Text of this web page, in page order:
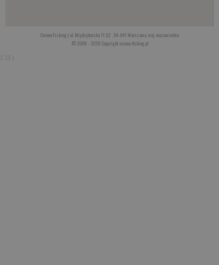
Corona Fishing | ul. Międzyborska 11 U2 , 04-041 Warszawa, woj. mazowieckie
© 2008 - 2026 Copyright corona-fishing.pl